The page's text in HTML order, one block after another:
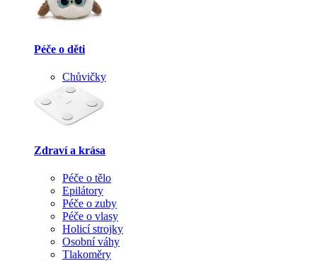
Péče o děti
Chůvičky
Zdraví a krása
Péče o tělo
Epilátory
Péče o zuby
Péče o vlasy
Holicí strojky
Osobní váhy
Tlakoměry